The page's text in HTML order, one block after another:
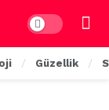
Dark mode
Güzellik